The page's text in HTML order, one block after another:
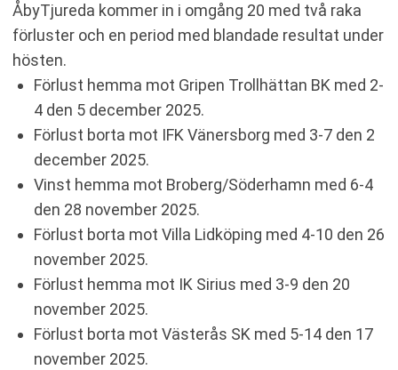
ÅbyTjureda kommer in i omgång 20 med två raka
förluster och en period med blandade resultat under
hösten.
Förlust hemma mot Gripen Trollhättan BK med 2-
4 den 5 december 2025.
Förlust borta mot IFK Vänersborg med 3-7 den 2
december 2025.
Vinst hemma mot Broberg/Söderhamn med 6-4
den 28 november 2025.
Förlust borta mot Villa Lidköping med 4-10 den 26
november 2025.
Förlust hemma mot IK Sirius med 3-9 den 20
november 2025.
Förlust borta mot Västerås SK med 5-14 den 17
november 2025.